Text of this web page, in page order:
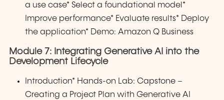
a use case* Select a foundational model*
Improve performance* Evaluate results* Deploy
the application* Demo: Amazon Q Business
Module 7: Integrating Generative AI into the
Development Lifecycle
Introduction* Hands-on Lab: Capstone –
Creating a Project Plan with Generative AI